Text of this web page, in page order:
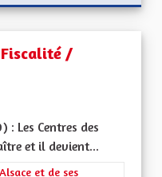
Fiscalité /
Les Centres des
et il devient...
: L'attractivité
et de ses